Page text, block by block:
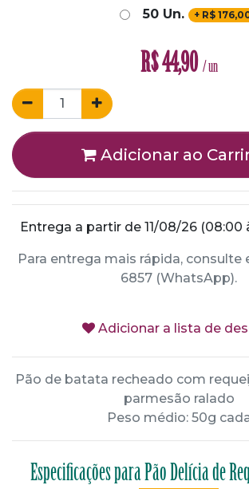
50 Un. + R$
R$44,90 / un
Adicionar ao
Entrega a partir de 11/08/26 (08:00
Para entrega mais rápida, consulte
6857 (WhatsApp).
Adicionar a lista de
Pão de batata recheado com
parmesão ralado
Peso médio: 50g
Especificações para Pão Delícia de